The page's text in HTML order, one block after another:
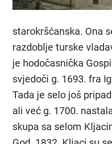
starokršćanska. Ona
razdoblje turske
je hodočasnička
svjedoči g. 1693. fra
Tada je selo još
ali već g. 1700.
skupa sa selom